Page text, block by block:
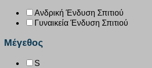
Ανδρική Ένδυση Σπιτιού
Γυναικεία Ένδυση Σπιτιού
Μέγεθος
S